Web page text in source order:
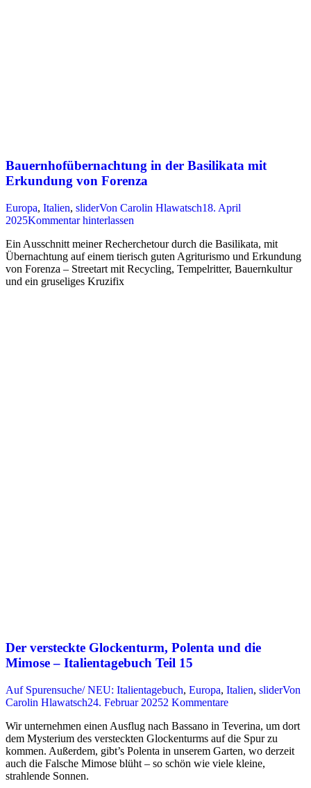
Bauernhofübernachtung in der Basilikata mit
Erkundung von Forenza
Europa, Italien, sliderVon Carolin Hlawatsch18. April
2025Kommentar hinterlassen
Ein Ausschnitt meiner Recherchetour durch die Basilikata, mit
Übernachtung auf einem tierisch guten Agriturismo und Erkundung
von Forenza – Streetart mit Recycling, Tempelritter, Bauernkultur
und ein gruseliges Kruzifix
Der versteckte Glockenturm, Polenta und die
Mimose – Italientagebuch Teil 15
Auf Spurensuche/ NEU: Italientagebuch, Europa, Italien, sliderVon
Carolin Hlawatsch24. Februar 20252 Kommentare
Wir unternehmen einen Ausflug nach Bassano in Teverina, um dort
dem Mysterium des versteckten Glockenturms auf die Spur zu
kommen. Außerdem, gibt’s Polenta in unserem Garten, wo derzeit
auch die Falsche Mimose blüht – so schön wie viele kleine,
strahlende Sonnen.